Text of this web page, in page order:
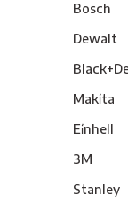
Bosch
Dewalt
Maki̇ta
Ei̇nhell
3M
Stanley